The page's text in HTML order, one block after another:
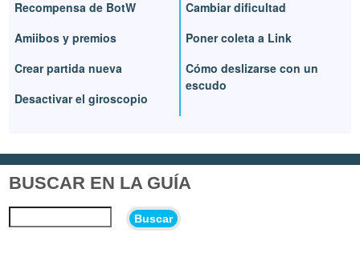
Recompensa de BotW
Amiibos y premios
Crear partida nueva
Desactivar el giroscopio
Cambiar dificultad
Poner coleta a Link
Cómo deslizarse con un
escudo
BUSCAR EN LA GUÍA
Buscar